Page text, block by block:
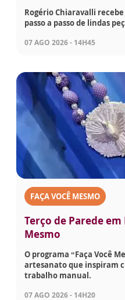
Rogério Chiaravalli
passo a passo de lindas
07 AGO 2026 - 14H45
FAÇA VOCÊ MESMO
Terço de Parede em
Mesmo
O programa “Faça Você
artesanato que inspiram
trabalho manual.
07 AGO 2026 - 14H20